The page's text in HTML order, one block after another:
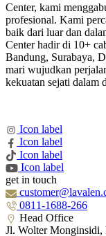
Center, kami
profesional. Kami
baik dari luar dan
Center hadir di 10+
Bandung, Surabaya,
mari wujudkan
kekuatan sejati dalam
Icon label
Icon label
Icon label
Icon label
get in touch
0811-1688-266
Head Office
Jl. Wolter Monginsidi,